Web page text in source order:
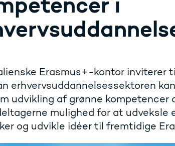
Erasmus+-kontor inviterer
erhvervsuddannelsessektoren
udvikling af grønne
mulighed for at
og udvikle idéer til fremtidige